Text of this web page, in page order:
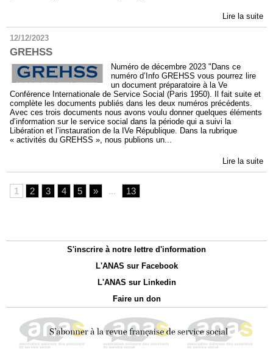
Lire la suite
12/12/2023
GREHSS
Numéro de décembre 2023 "Dans ce
numéro d’Info GREHSS vous pourrez lire
un document préparatoire à la Ve
Conférence Internationale de Service Social (Paris 1950). Il fait suite et
complète les documents publiés dans les deux numéros précédents.
Avec ces trois documents nous avons voulu donner quelques éléments
d’information sur le service social dans la période qui a suivi la
Libération et l’instauration de la IVe République. Dans la rubrique
« activités du GREHSS », nous publions un...
Lire la suite
1 2 3 4 5 » ... 13
S'inscrire à notre lettre d'information
L'ANAS sur Facebook
L'ANAS sur Linkedin
Faire un don